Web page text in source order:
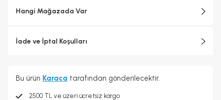
Hangi Mağazada Var
İade ve İptal Koşulları
Bu ürün Karaca tarafından gönderilecektir.
2500 TL ve üzeri ücretsiz kargo